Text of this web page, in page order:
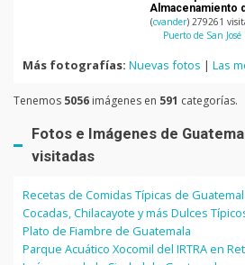
Almacenamiento
gasolina
(cvander) 279261
Puerto de San José
Más fotografías: Nuevas fotos | Las
Tenemos 5056 imágenes en 591 categorías.
Fotos e Imágenes de
visitadas
Recetas de Comidas Típicas de
Cocadas, Chilacayote y más Dulces
Plato de Fiambre de Guatemala
Parque Acuático Xocomil del IRTRA en